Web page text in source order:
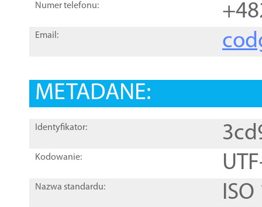
Numer telefonu:
Email:
METADANE:
Identyfikator:
Kodowanie:
Nazwa standardu: